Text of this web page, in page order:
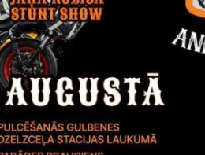
3.daļā „Gulbenes pilsētas
reģ. Nr. 40003291605, ar